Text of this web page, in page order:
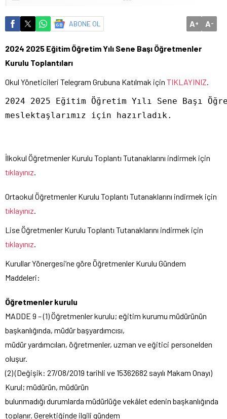
ABONE OL A+ A-
2024 2025 Eğitim Öğretim Yılı Sene Başı Öğretmenler
Kurulu Toplantıları
Okul Yöneticileri Telegram Grubuna Katılmak için TIKLAYINIZ
2024 2025 Eğitim Öğretim Yılı Sene Başı
meslektaşlarımız için hazırladık.
İlkokul Öğretmenler Kurulu Toplantı Tutanaklarını indirmek için
tıklayınız
Ortaokul Öğretmenler Kurulu Toplantı Tutanaklarını indirmek için
tıklayınız
Lise Öğretmenler Kurulu Toplantı Tutanaklarını indirmek için
tıklayınız
Kurullar Yönergesi’ne göre Öğretmenler Kurulu Gündem
Maddeleri:
Öğretmenler kurulu
MADDE 9 – (1) Öğretmenler kurulu; eğitim kurumu müdürünün
başkanlığında, müdür başyardımcısı,
müdür yardımcıları, öğretmenler, uzman ve eğitici personelden
oluşur.
(2) (Değişik: 27/08/2019 tarihli ve 15362682 sayılı Makam Onayı)
Kurul; müdürün, müdürün
bulunmadığı durumlarda müdürlüğe vekâlet edenin başkanlığında
toplanır. Gerektiğinde ilgili gündem